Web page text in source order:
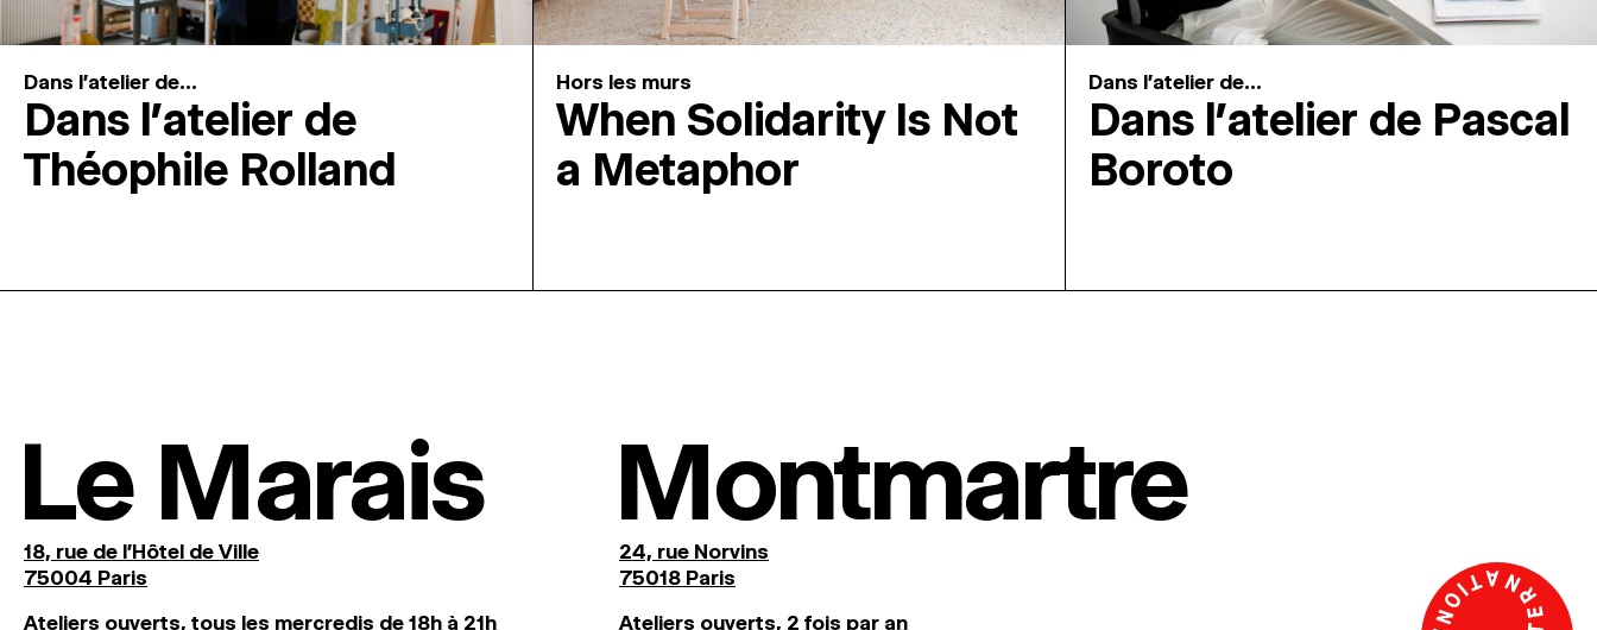
Dans l'atelier de...
Dans l’atelier de
Théophile Rolland
Hors les murs
When Solidarity Is Not
a Metaphor
Dans l'atelier de...
Dans l’atelier de Pascal
Boroto
Le Marais
18, rue de l'Hôtel de Ville
75004 Paris
Ateliers ouverts, tous les mercredis de 18h à 21h
Montmartre
24, rue Norvins
75018 Paris
Ateliers ouverts, 2 fois par an